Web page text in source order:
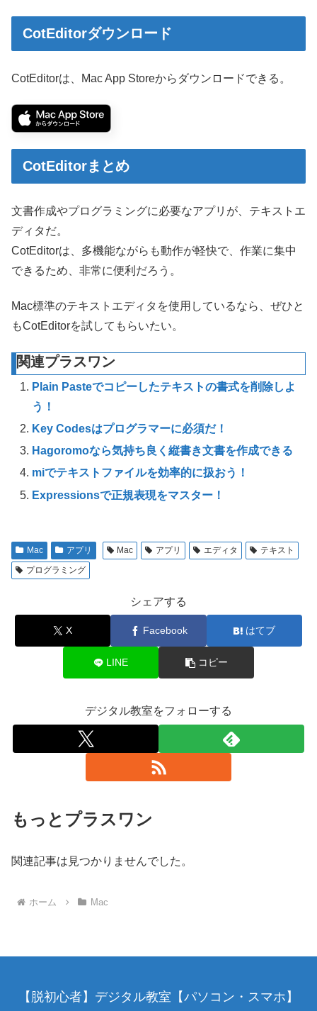
CotEditorダウンロード
CotEditorは、Mac App Storeからダウンロードできる。
CotEditorまとめ
文書作成やプログラミングに必要なアプリが、テキストエ
ディタだ。
CotEditorは、多機能ながらも動作が軽快で、作業に集中
できるため、非常に便利だろう。
Mac標準のテキストエディタを使用しているなら、ぜひと
もCotEditorを試してもらいたい。
関連プラスワン
Plain Pasteでコピーしたテキストの書式を削除しよ
う！
Key Codesはプログラマーに必須だ！
Hagoromoなら気持ち良く縦書き文書を作成できる
miでテキストファイルを効率的に扱おう！
Expressionsで正規表現をマスター！
Mac アプリ Mac アプリ エディタ
テキスト
プログラミング
シェアする
X Facebook はてブ
LINE コピー
デジタル教室をフォローする
もっとプラスワン
関連記事は見つかりませんでした。
ホーム Mac
【脱初心者】デジタル教室【パソコン・スマホ】